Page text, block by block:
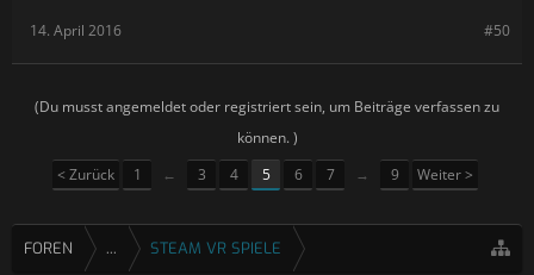
#50
14. April 2016
(Du musst angemeldet oder registriert sein, um Beiträge verfassen zu
können. )
< Zurück
1 ← 3 4 5 6 7 → 9 Weiter >
FOREN ... STEAM VR SPIELE